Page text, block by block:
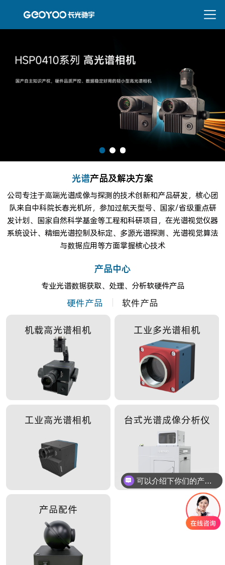
光谱产品及解决方案
公司专注于高端光谱成像与探测的技术创新和产品研发，核心团
队来自中科院长春光机所，参加过航天型号、国家/省级重点研
发计划、国家自然科学基金等工程和科研项目， 在光谱视觉仪器
系统设计、精细光谱控制及标定、多源光谱探测、光谱视觉算法
与数据应用等方面掌握核心技术
产品中心
专业光谱数据获取、处理、分析软硬件产品
硬件产品 软件产品
机载高光谱相机 工业多光谱相机
工业高光谱相机 台式光谱成像分析仪
产品配件
可以介绍下你们的产品么